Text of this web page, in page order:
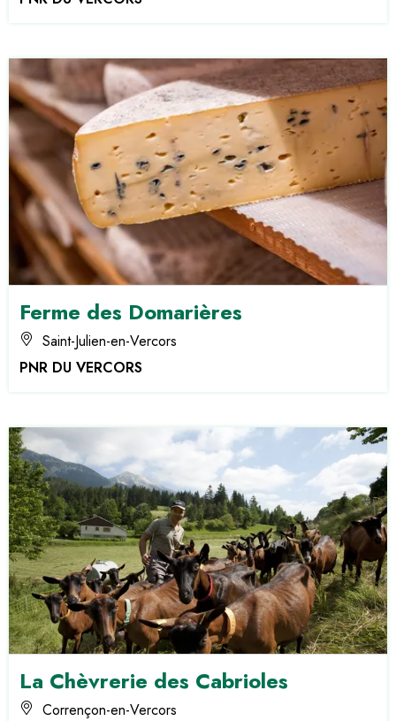
Ferme des Domarières
Saint-Julien-en-Vercors
PNR DU VERCORS
La Chèvrerie des Cabrioles
Corrençon-en-Vercors